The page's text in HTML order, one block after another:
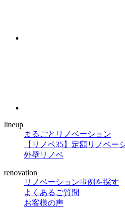
lineup
まるごとリノベーション
【リノベ35】定額リノベー
外壁リノベ
renovation
リノベーション事例を探す
よくあるご質問
お客様の声